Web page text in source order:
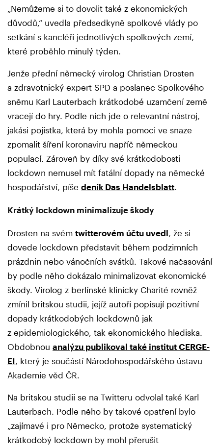
„Nemůžeme si to dovolit také z ekonomických
důvodů,“ uvedla předsedkyně spolkové vlády po
setkání s kancléři jednotlivých spolkových zemí,
které proběhlo minulý týden.
Jenže přední německý virolog Christian Drosten
a zdravotnický expert SPD a poslanec Spolkového
sněmu Karl Lauterbach krátkodobé uzamčení země
vracejí do hry. Podle nich jde o relevantní nástroj,
jakási pojistka, která by mohla pomoci ve snaze
zpomalit šíření koronaviru napříč německou
populací. Zároveň by díky své krátkodobosti
lockdown nemusel mít fatální dopady na německé
hospodářství, píše deník Das Handelsblatt.
Krátký lockdown minimalizuje škody
Drosten na svém twitterovém účtu uvedl , že si
dovede lockdown představit během podzimních
prázdnin nebo vánočních svátků. Takové načasování
by podle něho dokázalo minimalizovat ekonomické
škody. Virolog z berlínské klinicky Charité rovněž
zmínil britskou studii, jejíž autoři popisují pozitivní
dopady krátkodobých lockdownů jak
z epidemiologického, tak ekonomického hlediska.
Obdobnou analýzu publikoval také institut CERGE-
EI , který je součástí Národohospodářského ústavu
Akademie věd ČR.
Na britskou studii se na Twitteru odvolal také Karl
Lauterbach. Podle něho by takové opatření bylo
„zajímavé i pro Německo, protože systematický
krátkodobý lockdown by mohl přerušit